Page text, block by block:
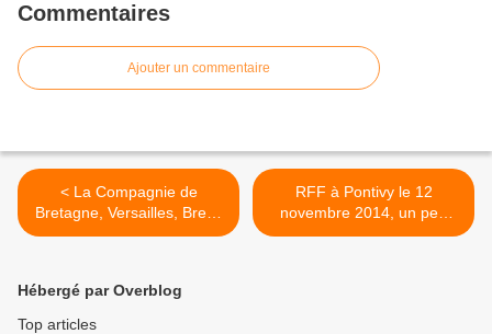
Commentaires
Ajouter un commentaire
< La Compagnie de
Bretagne, Versailles, Brest,
Quimper...
RFF à Pontivy le 12
novembre 2014, un peu
comme devant Louis XVI en
Hébergé par Overblog
Top articles